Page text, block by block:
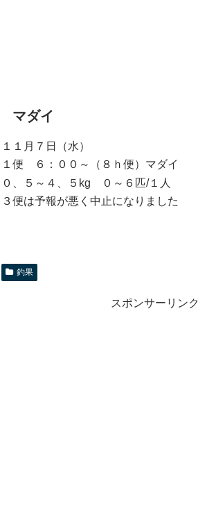
マダイ
１１月７日（水）
１便 ６：００～（８ｈ便）マダイ
０、５～４、５kg ０～６匹/１人
３便は予報が悪く中止になりました
釣果
スポンサーリンク